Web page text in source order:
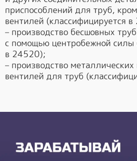
приспособлений для труб,
вентилей (классифицируется
– производство бесшовных
с помощью центробежной силы
в 24520);
– производство
вентилей для труб